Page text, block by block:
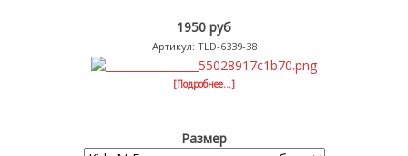
1950 руб
Артикул: TLD-6339-38
[Подробнее...]
Размер